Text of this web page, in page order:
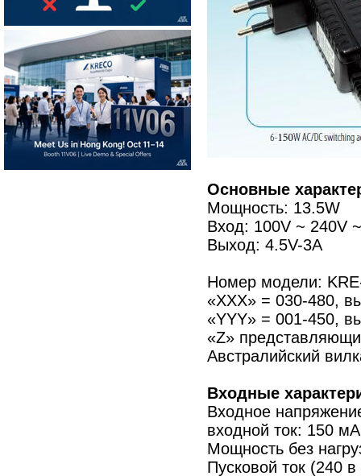
Основные
Мощность: 13.5W
Вход: 100V ~ 240V
Выход: 4.5V-3A
Номер модели:
«XXX» = 030-480,
«YYY» = 001-450,
«Z»
Австралийский
Входные
Входное
входной ток: 150
Мощность без
Пусковой ток (240